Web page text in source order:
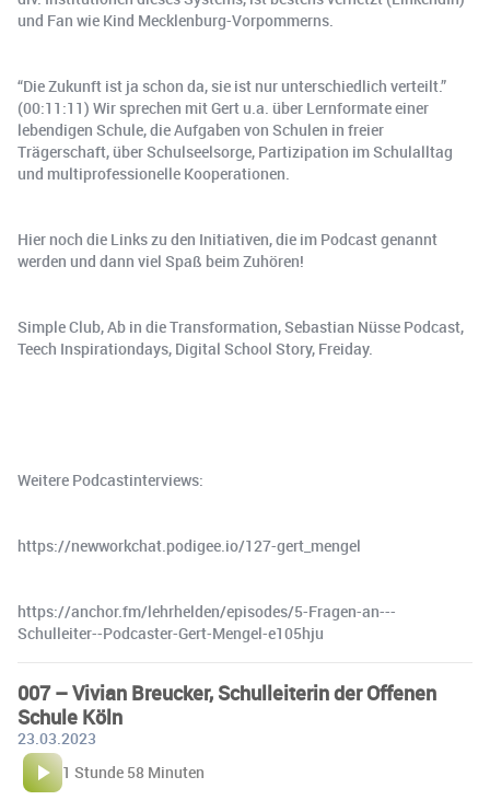
und Fan wie Kind Mecklenburg-Vorpommerns.
“Die Zukunft ist ja schon da, sie ist nur unterschiedlich verteilt.”
(00:11:11) Wir sprechen mit Gert u.a. über Lernformate einer
lebendigen Schule, die Aufgaben von Schulen in freier
Trägerschaft, über Schulseelsorge, Partizipation im Schulalltag
und multiprofessionelle Kooperationen.
Hier noch die Links zu den Initiativen, die im Podcast genannt
werden und dann viel Spaß beim Zuhören!
Simple Club, Ab in die Transformation, Sebastian Nüsse Podcast,
Teech Inspirationdays, Digital School Story, Freiday.
Weitere Podcastinterviews:
https://newworkchat.podigee.io/127-gert_mengel
https://anchor.fm/lehrhelden/episodes/5-Fragen-an---
Schulleiter--Podcaster-Gert-Mengel-e105hju
007 – Vivian Breucker, Schulleiterin der Offenen
Schule Köln
23.03.2023
1 Stunde 58 Minuten